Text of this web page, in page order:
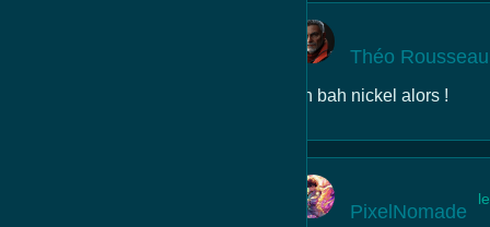
Théo Rousseau
Ah bah nickel alors !
PixelNomade